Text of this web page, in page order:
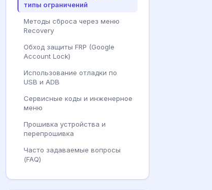
типы ограничений
Методы сброса через меню
Recovery
Обход защиты FRP (Google
Account Lock)
Использование отладки по
USB и ADB
Сервисные коды и инженерное
меню
Прошивка устройства и
перепрошивка
Часто задаваемые вопросы
(FAQ)